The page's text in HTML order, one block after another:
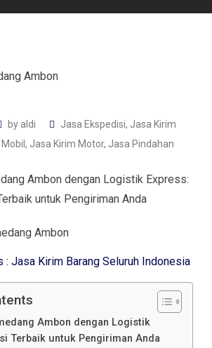
by aldi Jasa Ekspedisi, Jasa Kirim
, Jasa Kirim Motor, Jasa Pindahan
Ambon dengan Logistik Express:
untuk Pengiriman Anda
Jasa Kirim Barang Seluruh Indonesia
Ambon dengan Logistik
Terbaik untuk Pengiriman Anda